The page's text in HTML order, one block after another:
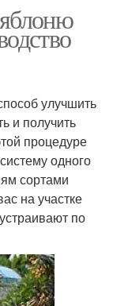
улучшить
и получить
процедуре
одного
сортами
на участке
по